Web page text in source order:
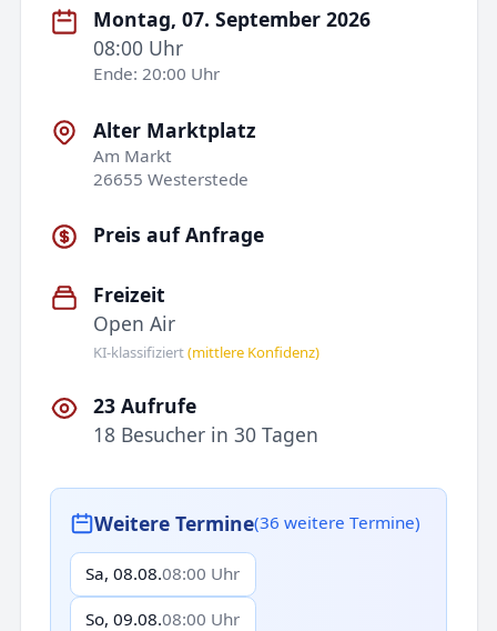
Montag, 07. September 2026
08:00 Uhr
Ende: 20:00 Uhr
Alter Marktplatz
Am Markt
26655 Westerstede
Preis auf Anfrage
Freizeit
Open Air
KI-klassifiziert(mittlere Konfidenz)
23 Aufrufe
18 Besucher in 30 Tagen
Weitere Termine(36 weitere Termine)
Sa, 08.08.08:00 Uhr
So, 09.08.08:00 Uhr